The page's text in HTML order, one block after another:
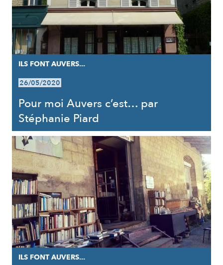
ILS FONT AUVERS...
26/05/2020
Pour moi Auvers c’est… par
Stéphanie Piard
ILS FONT AUVERS...